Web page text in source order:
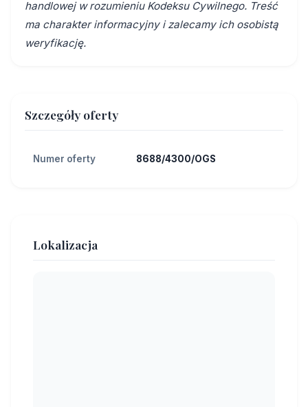
handlowej w rozumieniu Kodeksu Cywilnego. Treść
ma charakter informacyjny i zalecamy ich osobistą
weryfikację.
Szczegóły oferty
Numer oferty 8688/4300/OGS
Lokalizacja